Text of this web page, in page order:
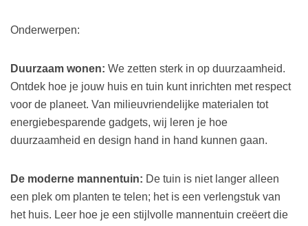
Onderwerpen:
Duurzaam wonen: We zetten sterk in op duurzaamheid.
Ontdek hoe je jouw huis en tuin kunt inrichten met respect
voor de planeet. Van milieuvriendelijke materialen tot
energiebesparende gadgets, wij leren je hoe
duurzaamheid en design hand in hand kunnen gaan.
De moderne mannentuin: De tuin is niet langer alleen
een plek om planten te telen; het is een verlengstuk van
het huis. Leer hoe je een stijlvolle mannentuin creëert die